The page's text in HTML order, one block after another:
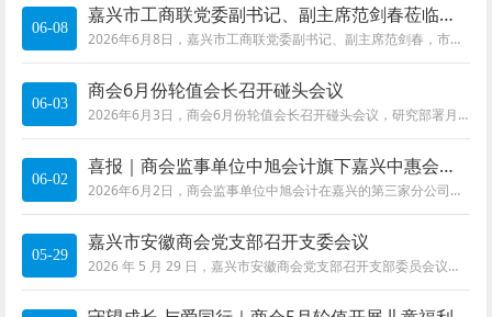
06-08
嘉兴市工商联党委副书记、副主席范剑春莅临商会考察指导
2026年6月8日，嘉兴市工商联党委副书记、副主席范剑春，市工商联非公有制经济服务中心主任黄克飞莅临商会考察指导工作。期间，吕焕志会长就商会
06-03
商会6月份轮值会长召开碰头会议
2026年6月3日，商会6月份轮值会长召开碰头会议，研究部署月度轮值重点工作。轮值会长徐鹏主持了会议。党支部书记、秘书长许承业参加了会议。会上
06-02
喜报｜商会监事单位中旭会计旗下嘉兴中惠会计有限公司盛大开业
2026年6月2日，商会监事单位中旭会计在嘉兴的第三家分公司嘉兴中惠会计有限公司在商会同仁及中旭员工的共同见证下正式揭牌开业。商会支部书记、
05-29
嘉兴市安徽商会党支部召开支委会议
2026 年 5 月 29 日，嘉兴市安徽商会党支部召开支部委员会议，专题研究党建引领商会建设工作，并围绕商会换届相关事项集体研讨、形成统一意见。支